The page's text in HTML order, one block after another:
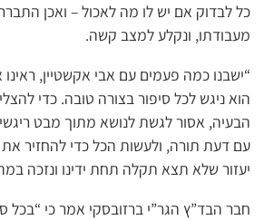
כל לבדוק אם יש לו מה לאכול – ואכן
מעבודתו, ונקלע למצב קשה.
“ישבנו כמה פעמים עם אבי אקשטיין,
הוא ניגש לכל סיפור בצורה טובה. כדי
הבעיה, אסור לגשת לנושא מתוך מבט ריגשי
עם דעת תורה, ולעשות הכל כדי להחזיר
יעזור שלא תצא תקלה תחת ידינו ונזכה
חבר הבד”ץ הגר”י ברזובסקי אמר כי “בכל